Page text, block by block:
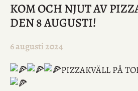
KOM OCH NJUT AV
DEN 8 AUGUSTI!
6 augusti 2024
PIZZAKVÄLL PÅ